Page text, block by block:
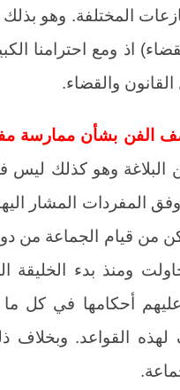
المختلفة. وهو
اذ ومع احترامنا
والقضاء.
بشأن ممارسة
البلاغة وهو كذلك
المفردات المشار
من قيام الجماعة من
حاولت ومنذ بدء
أحكامها في كل
القواعد. وبخلاف